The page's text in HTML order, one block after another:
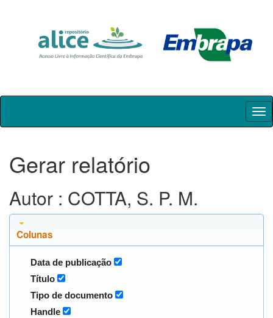
Skip
Gerar relatório
Autor : COTTA, S. P. M.
Colunas
Data de publicação
Título
Tipo de documento
Handle